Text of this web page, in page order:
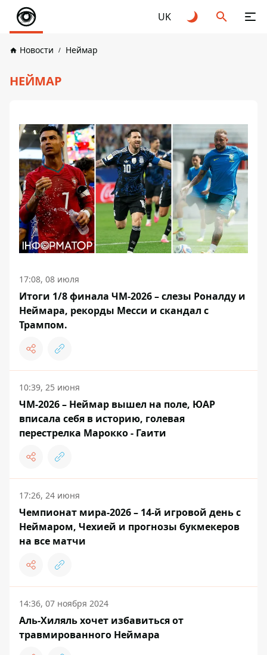
UK
Новости Неймар
НЕЙМАР
17:08, 08 июля
Итоги 1/8 финала ЧМ-2026 – слезы Роналду и
Неймара, рекорды Месси и скандал с
Трампом.
10:39, 25 июня
ЧМ-2026 – Неймар вышел на поле, ЮАР
вписала себя в историю, голевая
перестрелка Марокко - Гаити
17:26, 24 июня
Чемпионат мира-2026 – 14-й игровой день с
Неймаром, Чехией и прогнозы букмекеров
на все матчи
14:36, 07 ноября 2024
Аль-Хиляль хочет избавиться от
травмированного Неймара